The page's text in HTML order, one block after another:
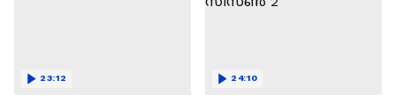
23:12 24:10